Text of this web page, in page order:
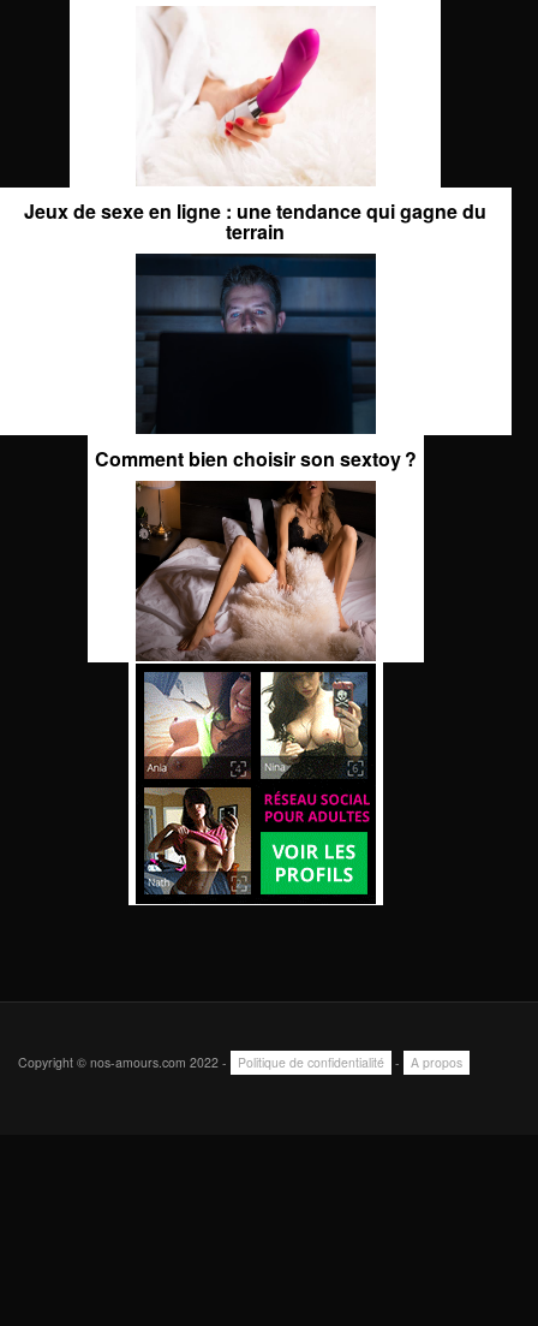
Jeux de sexe en ligne : une tendance qui gagne du
terrain
Comment bien choisir son sextoy ?
Copyright © nos-amours.com 2022 - Politique de confidentialité - A propos